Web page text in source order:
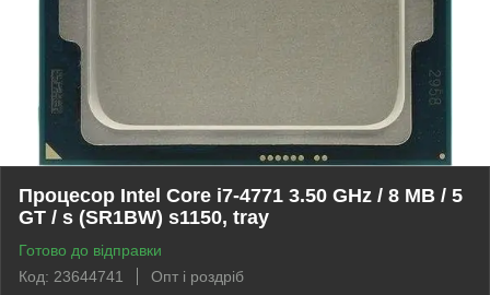
Процесор Intel Core i7-4771 3.50 GHz / 8 MB / 5
GT / s (SR1BW) s1150, tray
Готово до відправки
Код: 23644741
Опт і роздріб